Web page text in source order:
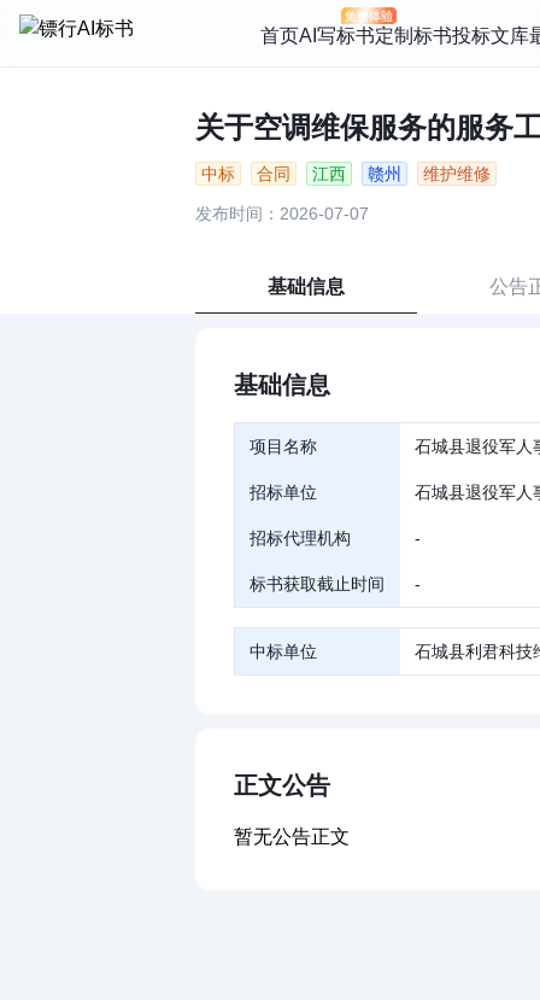
首页AI写标书定制标书投标文库
关于空调维保服务的服务
中标 合同 江西 赣州 维护维修
发布时间：2026-07-07
基础信息 公告
基础信息
项目名称 石城县退役军人
招标单位 石城县退役军人
招标代理机构 -
标书获取截止时间 -
中标单位 石城县利君科技
正文公告
暂无公告正文